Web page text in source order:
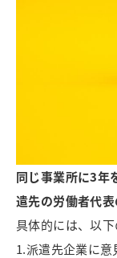
同じ事業所に3年
遣先の労働者代
具体的には、以下
1.派遣先企業に